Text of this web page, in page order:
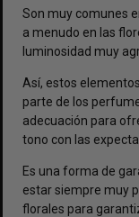
Son muy comunes
a menudo en las
luminosidad muy
Así, estos
parte de los
adecuación para
tono con las
Es una forma de
estar siempre muy
florales para